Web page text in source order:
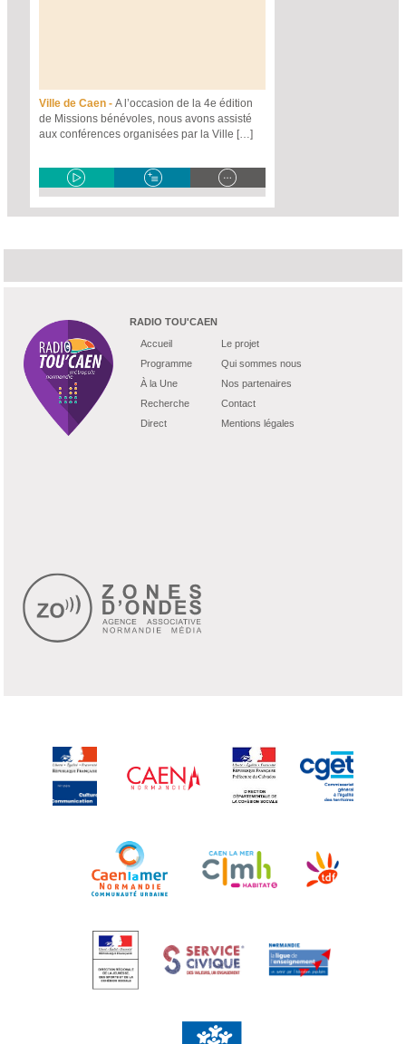
Ville de Caen - A l’occasion de la 4e édition
de Missions bénévoles, nous avons assisté
aux conférences organisées par la Ville […]
RADIO TOU'CAEN
Accueil
Programme
À la Une
Recherche
Direct
Le projet
Qui sommes nous
Nos partenaires
Contact
Mentions légales